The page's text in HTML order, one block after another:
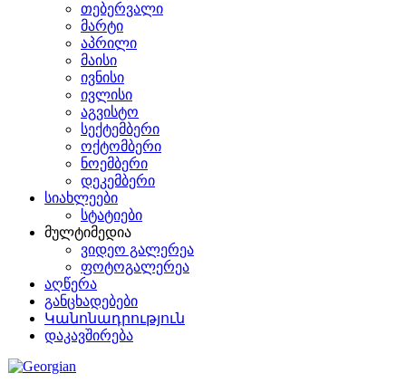
თებერვალი
მარტი
აპრილი
მაისი
ივნისი
ივლისი
აგვისტო
სექტემბერი
ოქტომბერი
ნოემბერი
დეკემბერი
სიახლეები
სტატიები
მულტიმედია
ვიდეო გალერეა
ფოტოგალერეა
აღწერა
განცხადებები
Կանոնադրություն
დაკავშირება